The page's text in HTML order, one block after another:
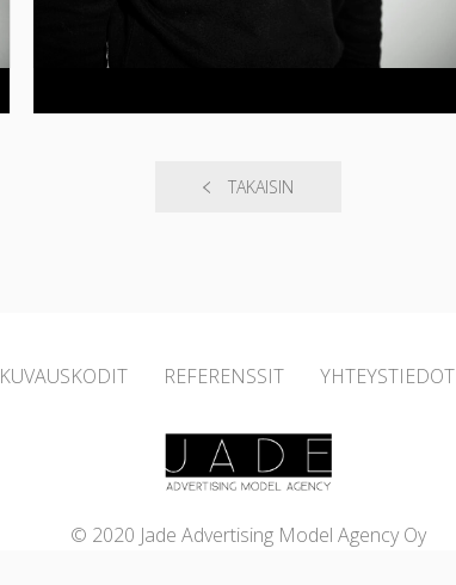
TAKAISIN
KUVAUSKODIT REFERENSSIT YHTEYSTIEDOT
© 2020 Jade Advertising Model Agency Oy